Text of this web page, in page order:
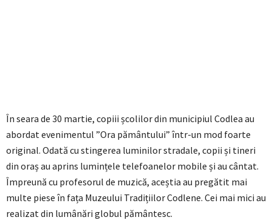
În seara de 30 martie, copiii școlilor din municipiul Codlea au
abordat evenimentul ”Ora pământului” într-un mod foarte
original. Odată cu stingerea luminilor stradale, copii și tineri
din oraș au aprins lumințele telefoanelor mobile și au cântat.
Împreună cu profesorul de muzică, aceștia au pregătit mai
multe piese în fața Muzeului Tradițiilor Codlene. Cei mai mici au
realizat din lumânări globul pământesc.